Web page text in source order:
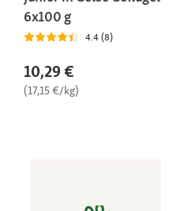
6x100 g
4.4 (8)
10,29 €
(17,15 €/kg)